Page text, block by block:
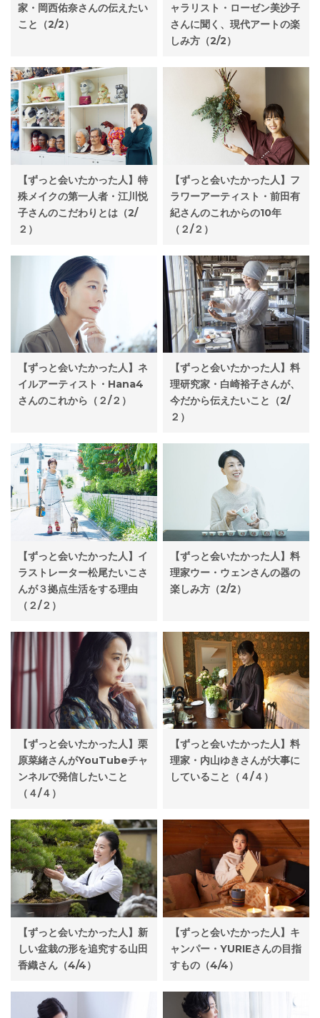
家・岡西佑奈さんの伝えたい
こと（2/2）
ャラリスト・ローゼン美沙子
さんに聞く、現代アートの楽
しみ方（2/2）
【ずっと会いたかった人】特
殊メイクの第一人者・江川悦
子さんのこだわりとは（2/
２）
【ずっと会いたかった人】フ
ラワーアーティスト・前田有
紀さんのこれからの10年
（２/２）
【ずっと会いたかった人】ネ
イルアーティスト・Hana4
さんのこれから（２/２）
【ずっと会いたかった人】料
理研究家・白崎裕子さんが、
今だから伝えたいこと（2/
２）
【ずっと会いたかった人】イ
ラストレーター松尾たいこさ
んが３拠点生活をする理由
（２/２）
【ずっと会いたかった人】料
理家ウー・ウェンさんの器の
楽しみ方（2/2）
【ずっと会いたかった人】栗
原菜緒さんがYouTubeチャ
ンネルで発信したいこと
（４/４）
【ずっと会いたかった人】料
理家・内山ゆきさんが大事に
していること（４/４）
【ずっと会いたかった人】新
しい盆栽の形を追究する山田
香織さん（4/4）
【ずっと会いたかった人】キ
ャンパー・YURIEさんの目指
すもの（4/4）